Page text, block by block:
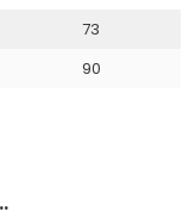
73
90